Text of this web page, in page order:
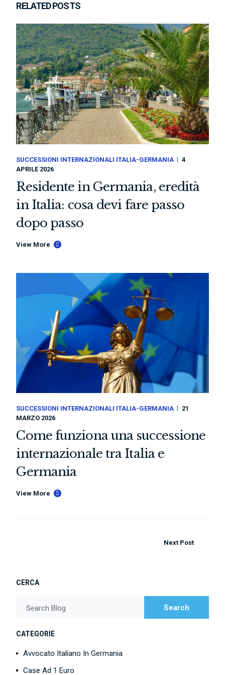
RELATED POSTS
SUCCESSIONI INTERNAZIONALI ITALIA-GERMANIA
4
APRILE 2026
Residente in Germania, eredità
in Italia: cosa devi fare passo
dopo passo
View More
SUCCESSIONI INTERNAZIONALI ITALIA-GERMANIA
21
MARZO 2026
Come funziona una successione
internazionale tra Italia e
Germania
View More
Next Post
CERCA
Search Blog Search
CATEGORIE
Avvocato Italiano In Germania
Case Ad 1 Euro